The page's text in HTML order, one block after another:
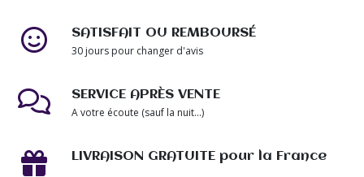
SATISFAIT OU REMBOURSÉ
30 jours pour changer d'avis
SERVICE APRÈS VENTE
A votre écoute (sauf la nuit...)
LIVRAISON GRATUITE pour la France